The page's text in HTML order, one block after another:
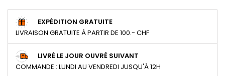
EXPÉDITION GRATUITE
LIVRAISON GRATUITE À PARTIR DE 100.- CHF
LIVRÉ LE JOUR OUVRÉ SUIVANT
COMMANDE : LUNDI AU VENDREDI JUSQU'À 12H